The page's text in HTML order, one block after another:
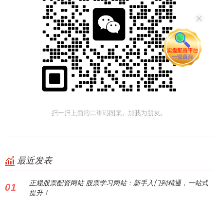
最近发表
01
正规股票配资网站 股票学习网站：新手入门到精通，一站式
提升！